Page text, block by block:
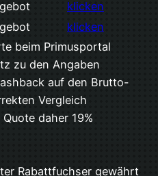
klicken
klicken
beim Primusportal
zu den Angaben
auf den Brutto-
Vergleich
daher 19%
Rabattfuchser gewährt